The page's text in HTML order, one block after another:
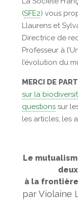
(SFE2) vous
Llaurens et
Directrice de
Professeur à
l’évolution du
MERCI DE
sur la
questionssur
les articles; les
Le
à la
par Violaine